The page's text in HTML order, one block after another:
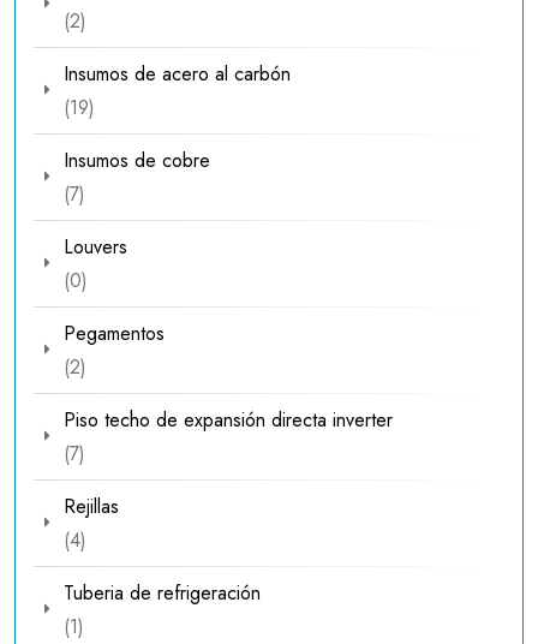
22
productos
Insumos de acero al carbón
1919
productos
Insumos de cobre
77
productos
Louvers
00
productos
Pegamentos
22
productos
Piso techo de expansión directa inverter
77
productos
Rejillas
44
productos
Tuberia de refrigeración
11